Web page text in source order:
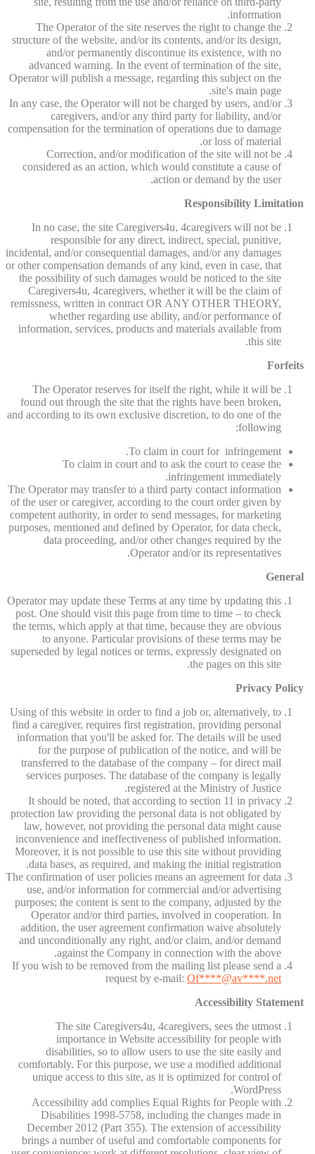
information.
The Operator of the site reserves the right to change the
structure of the website, and/or its contents, and/or its design,
and/or permanently discontinue its existence, with no
advanced warning. In the event of termination of the site,
Operator will publish a message, regarding this subject on the
site's main page.
In any case, the Operator will not be charged by users, and/or
caregivers, and/or any third party for liability, and/or
compensation for the termination of operations due to damage
or loss of material.
Correction, and/or modification of the site will not be
considered as an action, which would constitute a cause of
action or demand by the user.
Responsibility Limitation
In no case, the site Caregivers4u, 4caregivers will not be
responsible for any direct, indirect, special, punitive,
incidental, and/or consequential damages, and/or any damages
or other compensation demands of any kind, even in case, that
the possibility of such damages would be noticed to the site
Caregivers4u, 4caregivers, whether it will be the claim of
remissness, written in contract OR ANY OTHER THEORY,
whether regarding use ability, and/or performance of
information, services, products and materials available from
this site.
Forfeits
The Operator reserves for itself the right, while it will be
found out through the site that the rights have been broken,
and according to its own exclusive discretion, to do one of the
following:
To claim in court for infringement.
To claim in court and to ask the court to cease the
infringement immediately.
The Operator may transfer to a third party contact information
of the user or caregiver, according to the court order given by
competent authority, in order to send messages, for marketing
purposes, mentioned and defined by Operator, for data check,
data proceeding, and/or other changes required by the
Operator and/or its representatives.
General
Operator may update these Terms at any time by updating this
post. One should visit this page from time to time – to check
the terms, which apply at that time, because they are obvious
to anyone. Particular provisions of these terms may be
superseded by legal notices or terms, expressly designated on
the pages on this site.
Privacy Policy
Using of this website in order to find a job or, alternatively, to
find a caregiver, requires first registration, providing personal
information that you'll be asked for. The details will be used
for the purpose of publication of the notice, and will be
transferred to the database of the company – for direct mail
services purposes. The database of the company is legally
registered at the Ministry of Justice.
It should be noted, that according to section 11 in privacy
protection law providing the personal data is not obligated by
law, however, not providing the personal data might cause
inconvenience and ineffectiveness of published information.
Moreover, it is not possible to use this site without providing
data bases, as required, and making the initial registration.
The confirmation of user policies means an agreement for data
use, and/or information for commercial and/or advertising
purposes; the content is sent to the company, adjusted by the
Operator and/or third parties, involved in cooperation. In
addition, the user agreement confirmation waive absolutely
and unconditionally any right, and/or claim, and/or demand
against the Company in connection with the above.
If you wish to be removed from the mailing list please send a
request by e-mail: Of****@av****.net
Accessibility Statement
The site Caregivers4u, 4caregivers, sees the utmost
importance in Website accessibility for people with
disabilities, so to allow users to use the site easily and
comfortably. For this purpose, we use a modified additional
unique access to this site, as it is optimized for control of
WordPress.
Accessibility add complies Equal Rights for People with
Disabilities 1998-5758, including the changes made in
December 2012 (Part 355). The extension of accessibility
brings a number of useful and comfortable components for